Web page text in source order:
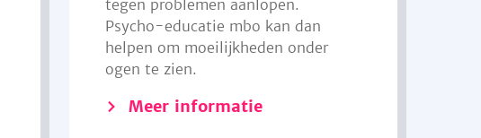
tegen problemen aanlopen.
Psycho-educatie mbo kan dan
helpen om moeilijkheden onder
ogen te zien.
Meer informatie